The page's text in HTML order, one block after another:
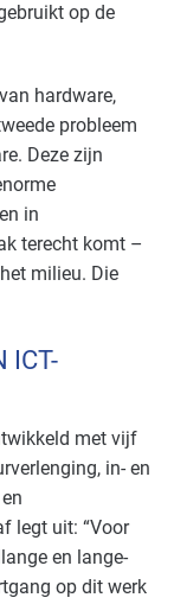
op de
hardware,
probleem
Deze zijn
in
terecht komt –
milieu. Die
ICT-
met vijf
in- en
legt uit: “Voor
en lange-
op dit werk